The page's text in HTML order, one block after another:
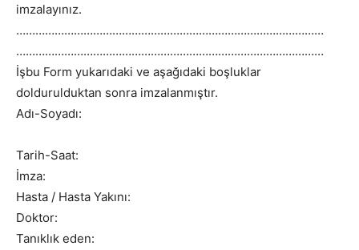
imzalayınız.
……………………………………………………………………………………
……………………………………………………………………………………
İşbu Form yukarıdaki ve aşağıdaki boşluklar
doldurulduktan sonra imzalanmıştır.
Adı-Soyadı:
Tarih-Saat:
İmza:
Hasta / Hasta Yakını:
Doktor:
Tanıklık eden: